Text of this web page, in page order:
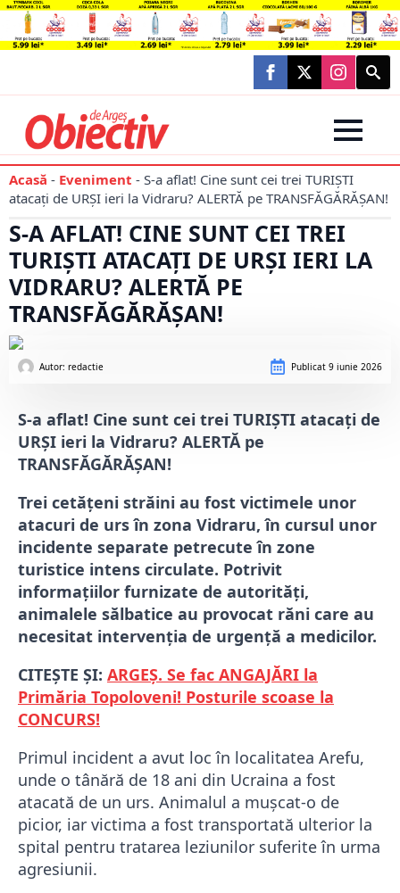
Search
for:
Acasă - Eveniment - S-a aflat! Cine sunt cei trei TURIȘTI
atacați de URȘI ieri la Vidraru? ALERTĂ pe TRANSFĂGĂRĂȘAN!
S-A AFLAT! CINE SUNT CEI TREI
TURIȘTI ATACAȚI DE URȘI IERI LA
VIDRARU? ALERTĂ PE
TRANSFĂGĂRĂȘAN!
Autor: redactie Publicat 9 iunie 2026
S-a aflat! Cine sunt cei trei TURIȘTI atacați de
URȘI ieri la Vidraru? ALERTĂ pe
TRANSFĂGĂRĂȘAN!
Trei cetățeni străini au fost victimele unor
atacuri de urs în zona Vidraru, în cursul unor
incidente separate petrecute în zone
turistice intens circulate. Potrivit
informațiilor furnizate de autorități,
animalele sălbatice au provocat răni care au
necesitat intervenția de urgență a medicilor.
CITEȘTE ȘI: ARGEȘ. Se fac ANGAJĂRI la
Primăria Topoloveni! Posturile scoase la
CONCURS!
Primul incident a avut loc în localitatea Arefu,
unde o tânără de 18 ani din Ucraina a fost
atacată de un urs. Animalul a mușcat-o de
picior, iar victima a fost transportată ulterior la
spital pentru tratarea leziunilor suferite în urma
agresiunii.